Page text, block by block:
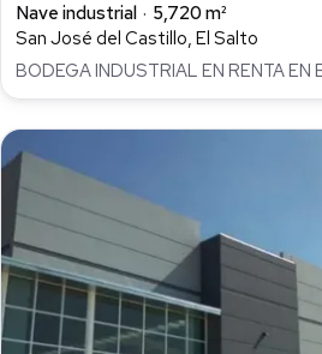
Nave industrial
5,720 m²
San José del Castillo, El Salto
BODEGA INDUSTRIAL EN RENTA EN